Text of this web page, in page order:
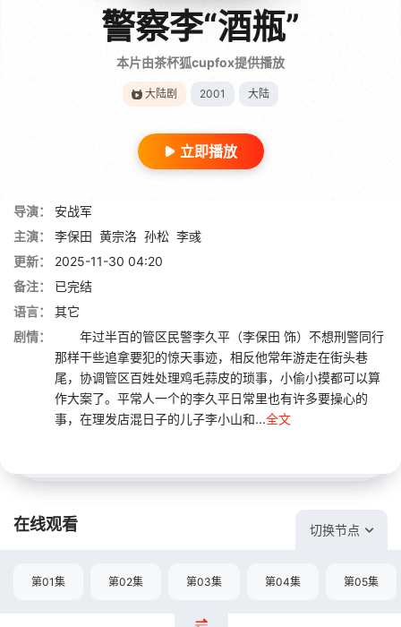
警察李“酒瓶”
本片由茶杯狐cupfox提供播放
大陆剧 2001 大陆
立即播放
导演：
安战军
主演：
李保田 黄宗洛 孙松 李彧
更新：
2025-11-30 04:20
备注：
已完结
语言：
其它
剧情：
年过半百的管区民警李久平（李保田 饰）不想刑警同行
那样干些追拿要犯的惊天事迹，相反他常年游走在街头巷
尾，协调管区百姓处理鸡毛蒜皮的琐事，小偷小摸都可以算
作大案了。平常人一个的李久平日常里也有许多要操心的
事，在理发店混日子的儿子李小山和...全文
在线观看 切换节点
第01集 第02集 第03集 第04集 第05集